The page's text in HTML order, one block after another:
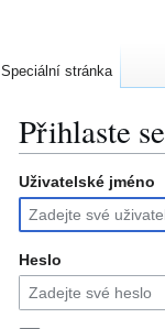
Přihlaste se
Skočit
na
navigaci
Skočit
na
vyhledávání
Uživatelské jméno
Heslo
Speciální stránka